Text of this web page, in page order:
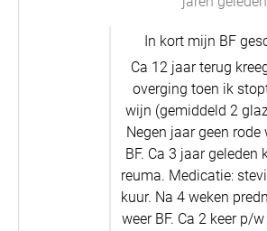
In kort mijn BF
Ca 12 jaar terug
overging toen ik
wijn (gemiddeld 2
Negen jaar geen rode
BF. Ca 3 jaar geleden
reuma. Medicatie:
kuur. Na 4 weken
weer BF. Ca 2 keer p/